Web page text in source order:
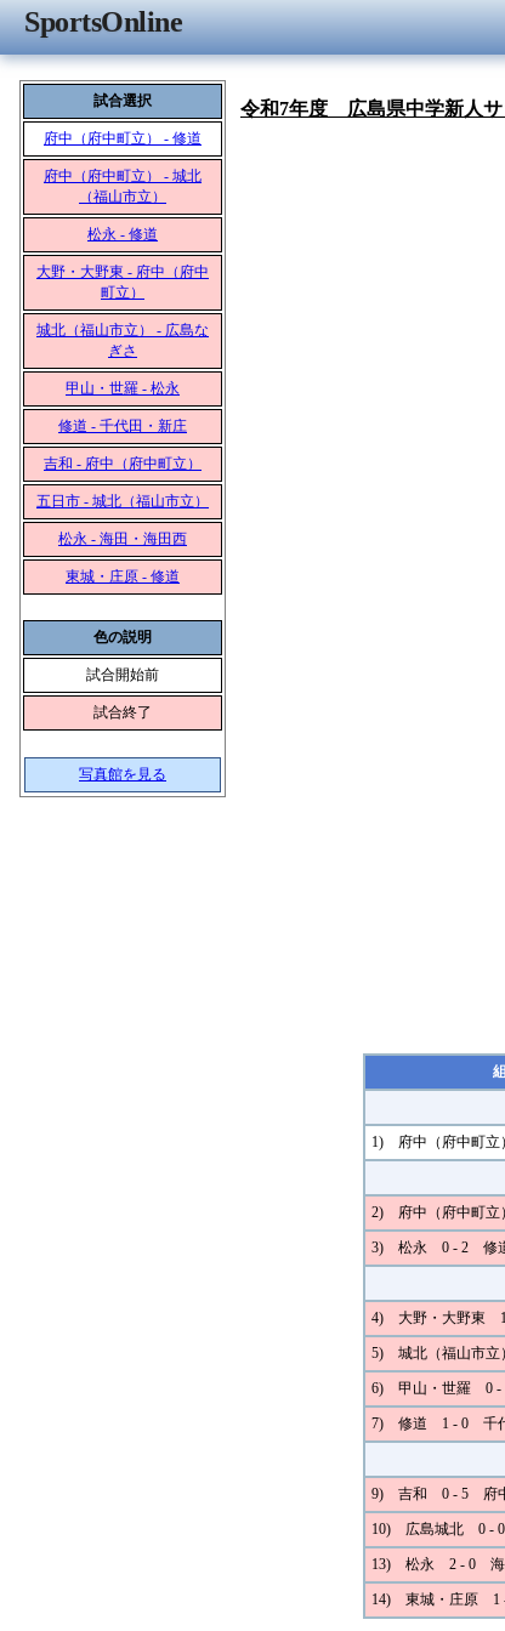
SportsOnline
試合選択
府中（府中町立） - 修道
府中（府中町立） - 城北
（福山市立）
松永 - 修道
大野・大野東 - 府中（府中
町立）
城北（福山市立） - 広島な
ぎさ
甲山・世羅 - 松永
修道 - 千代田・新庄
吉和 - 府中（府中町立）
五日市 - 城北（福山市立）
松永 - 海田・海田西
東城・庄原 - 修道
色の説明
試合開始前
試合終了
写真館を見る
令和7年度 広島県中学新人
1) 府中（府中町立
2) 府中（府中町立
3) 松永 0 - 2 修
4) 大野・大野東 1
5) 城北（福山市
6) 甲山・世羅 0
7) 修道 1 - 0 千
9) 吉和 0 - 5 府中
10) 広島城北 0 - 0
13) 松永 2 - 0 海
14) 東城・庄原 1